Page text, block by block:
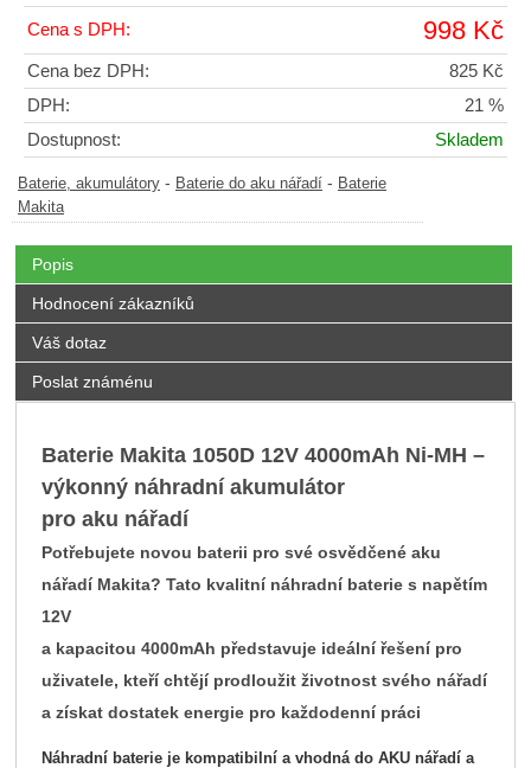
Cena s DPH: 998 Kč
Cena bez DPH:
825 Kč
DPH:
21 %
Dostupnost:
Skladem
Baterie, akumulátory - Baterie do aku nářadí - Baterie
Makita
Popis
Hodnocení zákazníků
Váš dotaz
Poslat známénu
Baterie Makita 1050D 12V 4000mAh Ni-MH –
výkonný náhradní akumulátor
pro aku nářadí
Potřebujete novou baterii pro své osvědčené aku
nářadí Makita? Tato kvalitní náhradní baterie s napětím
12V
a kapacitou 4000mAh představuje ideální řešení pro
uživatele, kteří chtějí prodloužit životnost svého nářadí
a získat dostatek energie pro každodenní práci
Náhradní baterie je kompatibilní a vhodná do AKU nářadí a